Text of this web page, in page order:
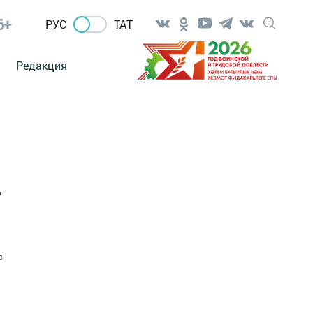
РУС ТАТ
Редакция